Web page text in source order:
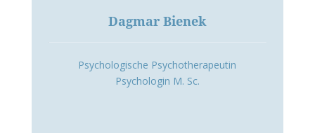
Dagmar Bienek
Psychologische Psychotherapeutin
Psychologin M. Sc.